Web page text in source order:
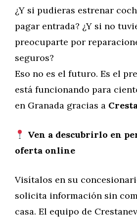
¿Y si pudieras estrenar
pagar entrada? ¿Y si no
preocuparte por
seguros?
Eso no es el futuro. Es el
está funcionando para
en Granada gracias a
Ven a descubrirlo en
oferta online
Visítalos en su
solicita información sin
casa. El equipo de